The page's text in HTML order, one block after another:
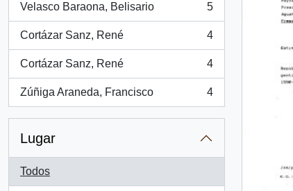
Velasco Baraona, Belisario
, 5 resultados
5
Cortázar Sanz, René
, 4 resultados
4
Cortázar Sanz, René
, 4 resultados
4
Zúñiga Araneda, Francisco
, 4 resultados
4
Lugar
Todos